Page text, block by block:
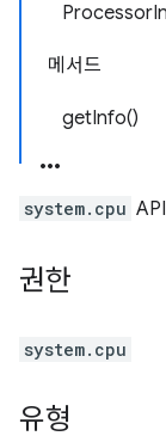
메서드
getInfo()
system.cpu
권한
system.cpu
유형